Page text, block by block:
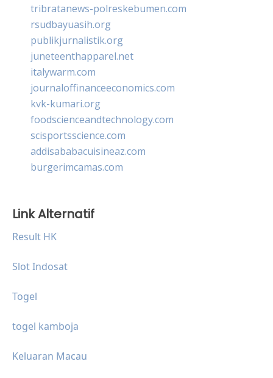
tribratanews-polreskebumen.com
rsudbayuasih.org
publikjurnalistik.org
juneteenthapparel.net
italywarm.com
journaloffinanceeconomics.com
kvk-kumari.org
foodscienceandtechnology.com
scisportsscience.com
addisababacuisineaz.com
burgerimcamas.com
Link Alternatif
Result HK
Slot Indosat
Togel
togel kamboja
Keluaran Macau